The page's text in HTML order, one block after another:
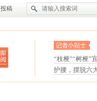
投稿
眼白变红或是
“枝桠”“树桠”
夏天缓解疲劳
护腰，摆脱六
受伤了冰敷还